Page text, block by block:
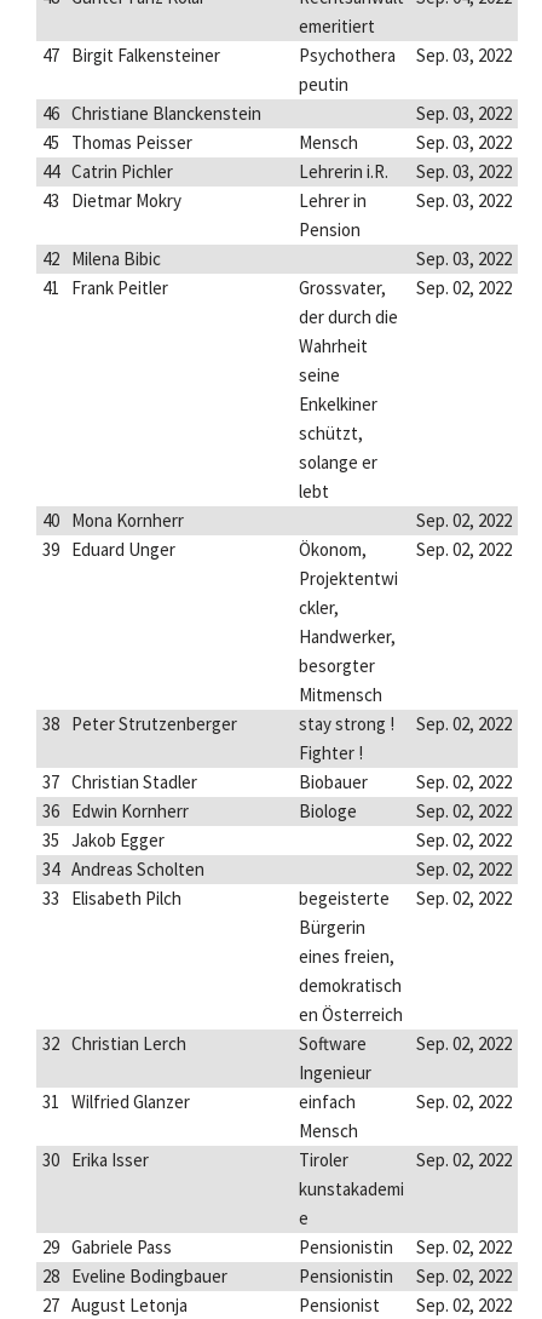
emeritiert
47 Birgit Falkensteiner
Psychothera
peutin
Sep. 03, 2022
46 Christiane Blanckenstein
Sep. 03, 2022
45
Thomas Peisser Mensch
Sep. 03, 2022
44 Catrin Pichler Lehrerin i.R.
Sep. 03, 2022
43
Dietmar Mokry
Lehrer in
Pension
Sep. 03, 2022
42 Milena Bibic
Sep. 03, 2022
41
Frank Peitler
Grossvater,
der durch die
Wahrheit
seine
Enkelkiner
schützt,
solange er
lebt
Sep. 02, 2022
40 Mona Kornherr
Sep. 02, 2022
39 Eduard Unger
Ökonom,
Projektentwi
ckler,
Handwerker,
besorgter
Mitmensch
Sep. 02, 2022
38 Peter Strutzenberger
stay strong !
Fighter !
Sep. 02, 2022
37 Christian Stadler Biobauer
Sep. 02, 2022
36 Edwin Kornherr Biologe
Sep. 02, 2022
35 Jakob Egger
Sep. 02, 2022
34 Andreas Scholten
Sep. 02, 2022
33
Elisabeth Pilch
begeisterte
Bürgerin
eines freien,
demokratisch
en Österreich
Sep. 02, 2022
32 Christian Lerch
Software
Ingenieur
Sep. 02, 2022
31 Wilfried Glanzer
einfach
Mensch
Sep. 02, 2022
30 Erika Isser
Tiroler
kunstakademi
e
Sep. 02, 2022
29 Gabriele Pass Pensionistin
Sep. 02, 2022
28 Eveline Bodingbauer Pensionistin
Sep. 02, 2022
27 August Letonja Pensionist
Sep. 02, 2022